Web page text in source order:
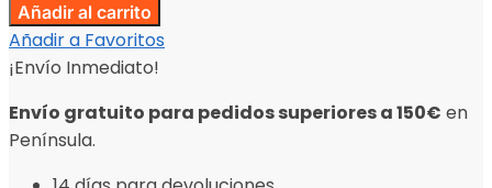
Añadir al carrito
Añadir a Favoritos
¡Envío Inmediato!
Envío gratuito para pedidos superiores a 150€ en
Península.